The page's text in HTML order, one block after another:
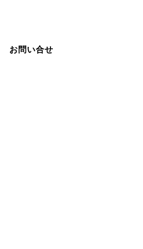
お問い合せ